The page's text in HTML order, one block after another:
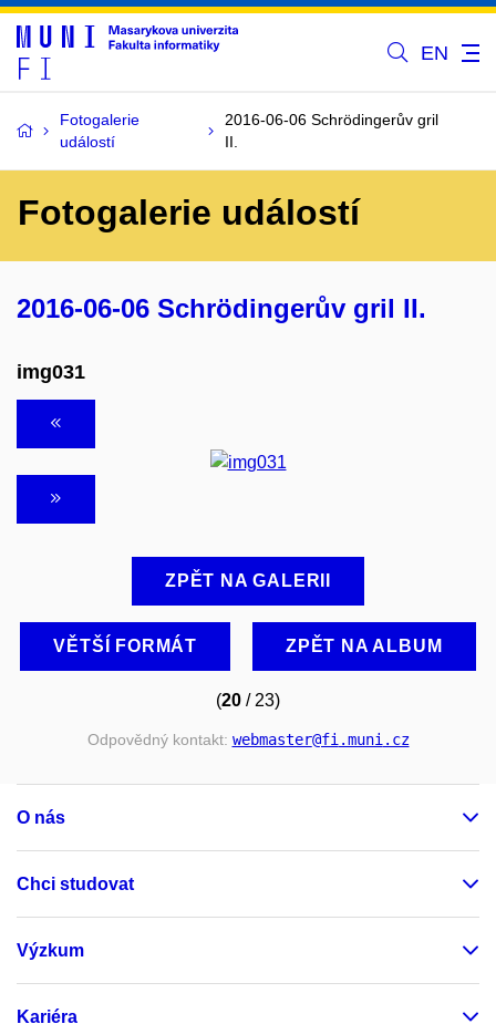
EN
Fotogalerie
událostí
2016-06-06 Schrödingerův gril
II.
Fotogalerie událostí
2016-06-06 Schrödingerův gril II.
img031
ZPĚT NA GALERII
VĚTŠÍ FORMÁT ZPĚT NA ALBUM
(20 / 23)
Odpovědný kontakt: webmaster@fi.muni.cz
O nás
Chci studovat
Výzkum
Kariéra